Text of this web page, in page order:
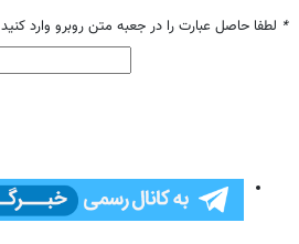
* لطفا حاصل عبارت را در جعبه متن روبرو وارد کنید